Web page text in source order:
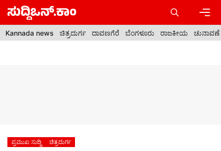
Skip
content
Kannada news ಚಿತ್ರದುರ್ಗ ದಾವಣಗೆರೆ ಬೆಂಗಳೂರು ರಾಜಕೀಯ ಚುನಾವಣೆ
ಪ್ರಮುಖ ಸುದ್ದಿ ಚಿತ್ರದುರ್ಗ